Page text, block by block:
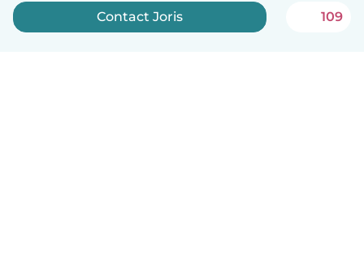
Contact Joris 109